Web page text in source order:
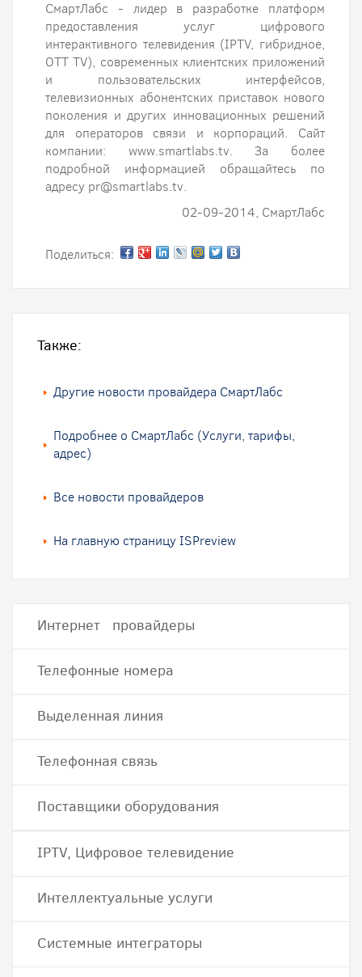
СмартЛабс - лидер в разработке платформ
предоставления услуг цифрового
интерактивного телевидения (IPTV, гибридное,
OTT TV), современных клиентских приложений
и пользовательских интерфейсов,
телевизионных абонентских приставок нового
поколения и других инновационных решений
для операторов связи и корпораций. Сайт
компании: www.smartlabs.tv. За более
подробной информацией обращайтесь по
адресу pr@smartlabs.tv.
02-09-2014, СмартЛабс
Поделиться:
Также:
Другие новости провайдера СмартЛабс
Подробнее о СмартЛабс (Услуги, тарифы,
адрес)
Все новости провайдеров
На главную страницу ISPreview
Интернет провайдеры
Телефонные номера
Выделенная линия
Телефонная связь
Поставщики оборудования
IPTV, Цифровое телевидение
Интеллектуальные услуги
Системные интеграторы